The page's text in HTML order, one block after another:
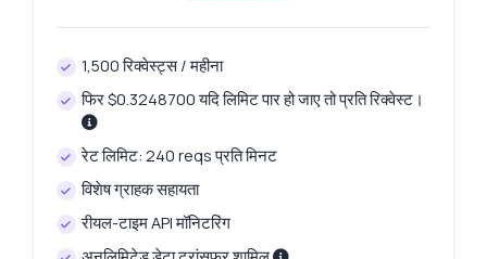
1,500 रिक्वेस्ट्स / महीना
फिर $0.3248700 यदि लिमिट पार हो जाए तो प्रति रिक्वेस्ट।
रेट लिमिट: 240 reqs प्रति मिनट
विशेष ग्राहक सहायता
रीयल-टाइम API मॉनिटरिंग